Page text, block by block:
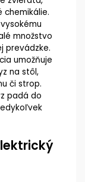
chemikálie.
množstvo
prevádzke.
umožňuje
na stôl,
či strop.
padá do